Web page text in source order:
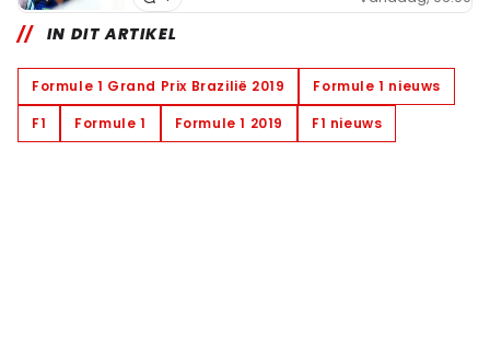
IN DIT ARTIKEL
Formule 1 Grand Prix Brazilië 2019
Formule 1 nieuws
F1
Formule 1 Formule 1 2019 F1 nieuws